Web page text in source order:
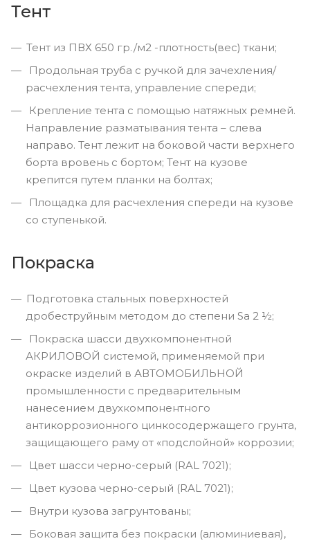
Тент
Тент из ПВХ 650 гр./м2 -плотность(вес) ткани;
Продольная труба с ручкой для зачехления/
расчехления тента, управление спереди;
Крепление тента с помощью натяжных ремней.
Направление разматывания тента – слева
направо. Тент лежит на боковой части верхнего
борта вровень с бортом; Тент на кузове
крепится путем планки на болтах;
Площадка для расчехления спереди на кузове
со ступенькой.
Покраска
Подготовка стальных поверхностей
дробеструйным методом до степени Sa 2 ½;
Покраска шасси двухкомпонентной
АКРИЛОВОЙ системой, применяемой при
окраске изделий в АВТОМОБИЛЬНОЙ
промышленности с предварительным
нанесением двухкомпонентного
антикоррозионного цинкосодержащего грунта,
защищающего раму от «подслойной» коррозии;
Цвет шасси черно-серый (RAL 7021);
Цвет кузова черно-серый (RAL 7021);
Внутри кузова загрунтованы;
Боковая защита без покраски (алюминиевая),